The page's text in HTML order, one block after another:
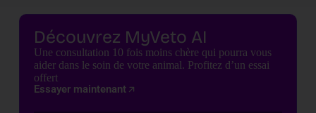
Découvrez MyVeto AI
Une consultation 10 fois moins chère qui pourra vous
aider dans le soin de votre animal. Profitez d’un essai
offert
Essayer maintenant